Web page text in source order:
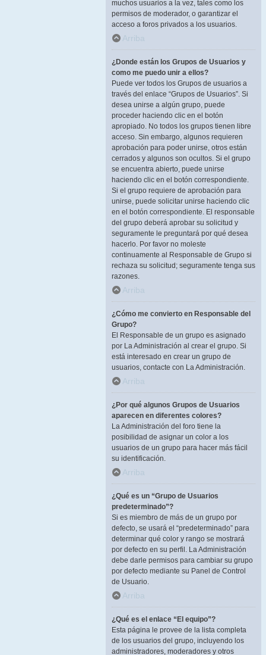
muchos usuarios a la vez, tales como los
permisos de moderador, o garantizar el
acceso a foros privados a los usuarios.
Arriba
¿Donde están los Grupos de Usuarios y
como me puedo unir a ellos?
Puede ver todos los Grupos de usuarios a
través del enlace “Grupos de Usuarios”. Si
desea unirse a algún grupo, puede
proceder haciendo clic en el botón
apropiado. No todos los grupos tienen libre
acceso. Sin embargo, algunos requieren
aprobación para poder unirse, otros están
cerrados y algunos son ocultos. Si el grupo
se encuentra abierto, puede unirse
haciendo clic en el botón correspondiente.
Si el grupo requiere de aprobación para
unirse, puede solicitar unirse haciendo clic
en el botón correspondiente. El responsable
del grupo deberá aprobar su solicitud y
seguramente le preguntará por qué desea
hacerlo. Por favor no moleste
continuamente al Responsable de Grupo si
rechaza su solicitud; seguramente tenga sus
razones.
Arriba
¿Cómo me convierto en Responsable del
Grupo?
El Responsable de un grupo es asignado
por La Administración al crear el grupo. Si
está interesado en crear un grupo de
usuarios, contacte con La Administración.
Arriba
¿Por qué algunos Grupos de Usuarios
aparecen en diferentes colores?
La Administración del foro tiene la
posibilidad de asignar un color a los
usuarios de un grupo para hacer más fácil
su identificación.
Arriba
¿Qué es un “Grupo de Usuarios
predeterminado”?
Si es miembro de más de un grupo por
defecto, se usará el “predeterminado” para
determinar qué color y rango se mostrará
por defecto en su perfil. La Administración
debe darle permisos para cambiar su grupo
por defecto mediante su Panel de Control
de Usuario.
Arriba
¿Qué es el enlace “El equipo”?
Esta página le provee de la lista completa
de los usuarios del grupo, incluyendo los
administradores, moderadores y otros